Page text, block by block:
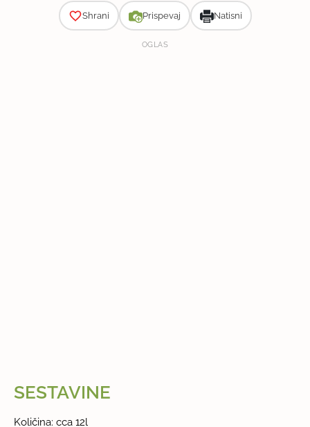
Shrani Prispevaj Natisni
OGLAS
SESTAVINE
Količina: cca 12l